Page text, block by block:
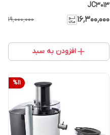
JC3013
۱۶٬۳۰۰٬۰۰۰ ۱۹٬۰۰۰٬۰۰۰
افزودن به سبد
%11